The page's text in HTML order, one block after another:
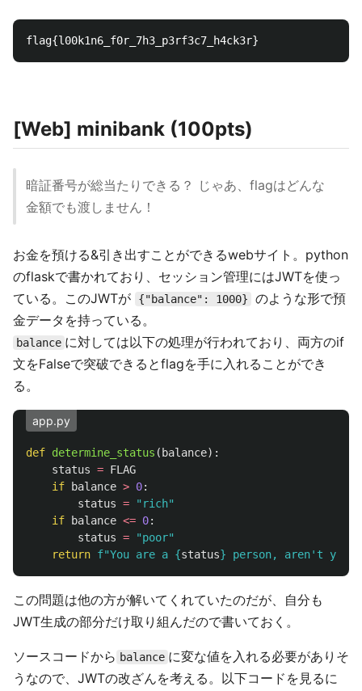
[Web] minibank (100pts)
暗証番号が総当たりできる？ じゃあ、flagはどんな
金額でも渡しません！
お金を預ける&引き出すことができるwebサイト。python
のflaskで書かれており、セッション管理にはJWTを使っ
ている。このJWTが
{"balance": 1000}
のような形で預
金データを持っている。
balance に対しては以下の処理が行われており、両方のif
文をFalseで突破できるとflagを手に入れることができ
る。
app.py
def determine_status ( balance):
status = FLAG
if
balance > 0:
status = " rich"
if
balance <= 0:
status = "poor"
return f"You are a {status} person, aren' t you?
この問題は他の方が解いてくれていたのだが、自分も
JWT生成の部分だけ取り組んだので書いておく。
ソースコードから balance に変な値を入れる必要がありそ
うなので、JWTの改ざんを考える。以下コードを見るに